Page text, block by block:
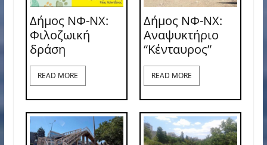
Δήμος ΝΦ-ΝΧ:
Φιλοζωική
δράση
READ MORE
Δήμος ΝΦ-ΝΧ:
Αναψυκτήριο
“Κένταυρος”
READ MORE